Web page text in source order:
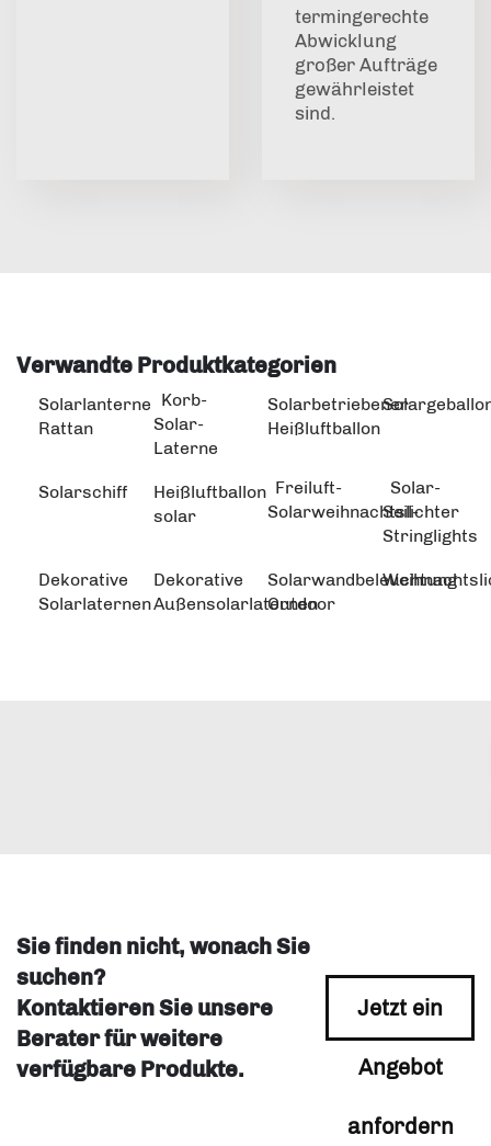
termingerechte
Abwicklung
großer Aufträge
gewährleistet
sind.
Verwandte Produktkategorien
Solarlanterne
Rattan
Korb-
Solar-
Laterne
Solarbetriebener
Heißluftballon
Solarschiff
Heißluftballon
solar
Freiluft-
Solarweihnachtslichter
Solar-
Seil-
Stringlights
Dekorative
Solarlaternen
Dekorative
Außensolarlaternen
Solarwandbeleuchtung
Outdoor
Sie finden nicht, wonach Sie
suchen?
Kontaktieren Sie unsere
Berater für weitere
verfügbare Produkte.
Jetzt ein
Angebot
anfordern